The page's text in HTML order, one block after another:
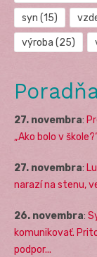
syn (15)
výroba (25)
27. novembra:
„Ako bolo v
27. novembra:
narazí na stenu,
26. novembra:
komunikovať.
podpor...